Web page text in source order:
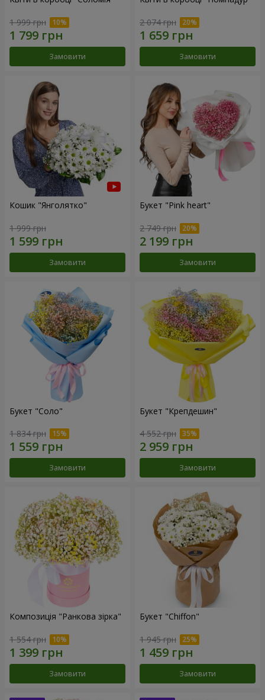
1 999 грн
Замовити
2 074 грн
Замовити
Кошик "Янголятко"
1 999 грн
Замовити
Букет "Pink heart"
2 749 грн
Замовити
Букет "Соло"
1 834 грн
Замовити
Букет "Крепдешин"
4 552 грн
Замовити
Композиція "Ранкова зірка"
1 554 грн
Замовити
Букет "Chiffon"
1 945 грн
Замовити